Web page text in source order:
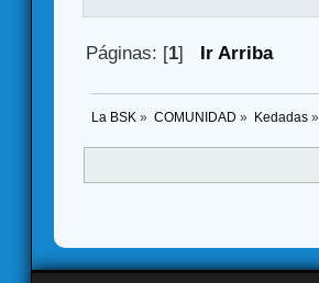
Páginas: [1] Ir Arriba
La BSK » COMUNIDAD » Kedadas»